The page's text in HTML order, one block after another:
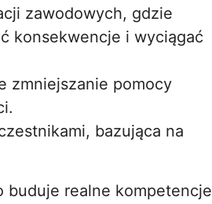
zawodowych, gdzie
konsekwencje i wyciągać
zmniejszanie pomocy
bazująca na
buduje realne kompetencje